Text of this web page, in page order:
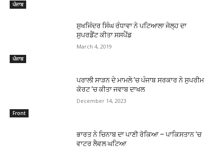
ਪੰਜਾਬ
ਪੰਜਾਬ
ਸੁਖਜਿੰਦਰ ਸਿੰਘ ਰੰਧਾਵਾ ਨੇ ਪਟਿਆਲਾ ਜੇਲ੍ਹ ਦਾ
ਸੁਪਰਡੈਂਟ ਕੀਤਾ ਸਸਪੈਂਡ
March 4, 2019
Front
ਪਰਾਲੀ ਸਾੜਨ ਦੇ ਮਾਮਲੇ ’ਚ ਪੰਜਾਬ ਸਰਕਾਰ ਨੇ ਸੁਪਰੀਮ
ਕੋਰਟ ’ਚ ਕੀਤਾ ਜਵਾਬ ਦਾਖਲ
December 14, 2023
ਭਾਰਤ ਨੇ ਚਿਨਾਬ ਦਾ ਪਾਣੀ ਰੋਕਿਆ – ਪਾਕਿਸਤਾਨ ’ਚ
ਵਾਟਰ ਲੈਵਲ ਘਟਿਆ